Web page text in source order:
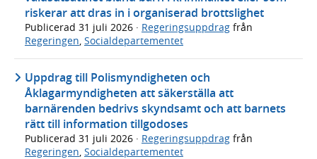
riskerar att dras in i organiserad brottslighet
Publicerad 31 juli 2026 · Regeringsuppdrag från
Regeringen, Socialdepartementet
Uppdrag till Polismyndigheten och
Åklagarmyndigheten att säkerställa att
barnärenden bedrivs skyndsamt och att barnets
rätt till information tillgodoses
Publicerad 31 juli 2026 · Regeringsuppdrag från
Regeringen, Socialdepartementet